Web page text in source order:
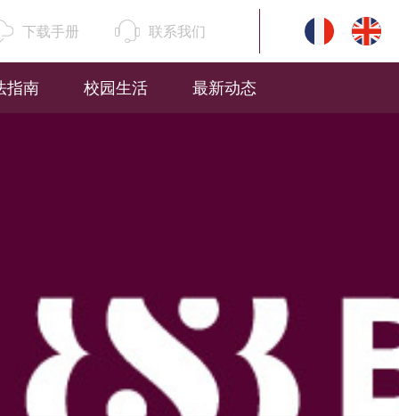
下载手册 联系我们
指南 校园生活 最新动态